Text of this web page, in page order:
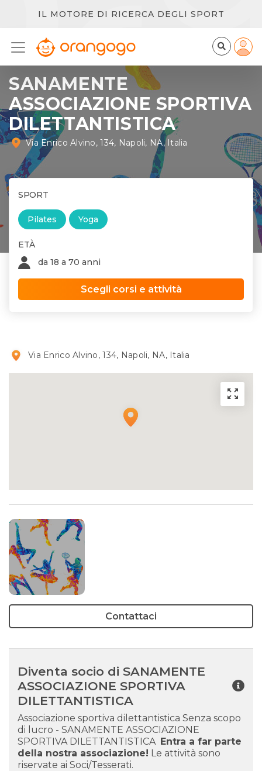
IL MOTORE DI RICERCA DEGLI SPORT
SANAMENTE
ASSOCIAZIONE SPORTIVA
DILETTANTISTICA
Via Enrico Alvino, 134, Napoli, NA, Italia
SPORT
Pilates Yoga
ETÀ
da 18 a 70 anni
Scegli corsi e attività
Via Enrico Alvino, 134, Napoli, NA, Italia
Contattaci
Diventa socio di SANAMENTE
ASSOCIAZIONE SPORTIVA
DILETTANTISTICA
Associazione sportiva dilettantistica Senza scopo
di lucro - SANAMENTE ASSOCIAZIONE
SPORTIVA DILETTANTISTICA Entra a far parte
della nostra associazione! Le attività sono
riservate ai Soci/Tesserati.